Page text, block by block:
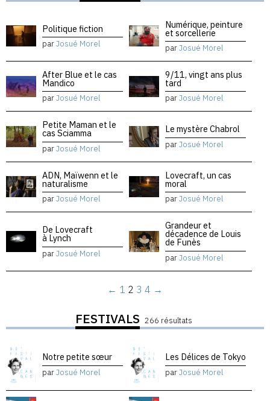
Politique fiction
parJosué Morel
Numérique, peinture
et sorcellerie
parJosué Morel
After Blue et le cas
Mandico
parJosué Morel
9/11, vingt ans plus
tard
parJosué Morel
Petite Maman et le
cas Sciamma
parJosué Morel
Le mystère Chabrol
parJosué Morel
ADN, Maïwenn et le
naturalisme
parJosué Morel
Lovecraft, un cas
moral
parJosué Morel
De Lovecraft
à Lynch
parJosué Morel
Grandeur et
décadence de Louis
de Funès
parJosué Morel
← 1 2 3 4 →
FESTIVALS 266 résultats
Notre petite sœur
parJosué Morel
Les Délices de Tokyo
parJosué Morel